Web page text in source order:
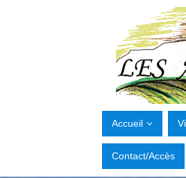
Accueil
Contact/Accès